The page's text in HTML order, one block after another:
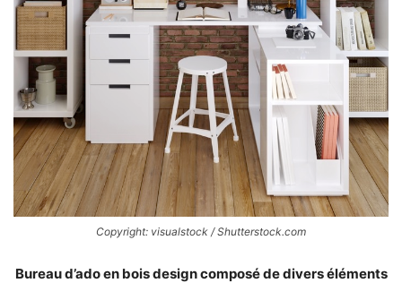
Copyright: visualstock / Shutterstock.com
Bureau d’ado en bois design composé de divers éléments